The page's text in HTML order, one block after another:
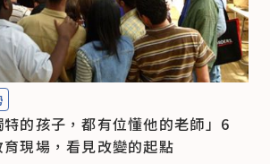
特的孩子，都有位懂他的老師」6
現場，看見改變的起點